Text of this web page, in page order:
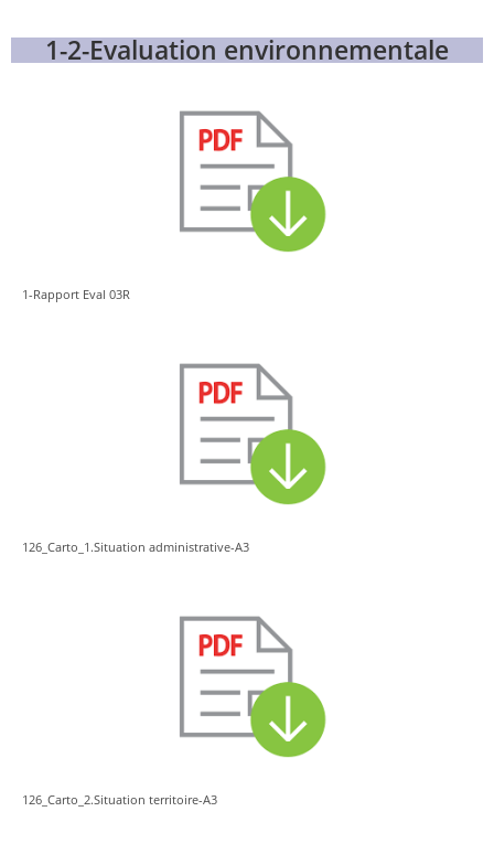
1-2-Evaluation environnementale
1-Rapport Eval 03R
126_Carto_1.Situation administrative-A3
126_Carto_2.Situation territoire-A3